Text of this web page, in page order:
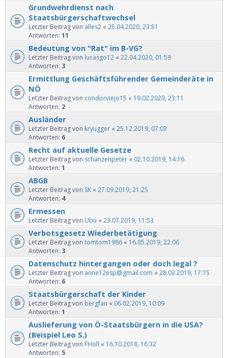
Grundwehrdienst nach
Staatsbürgerschaftwechsel
Letzter Beitrag von alles2 « 25.04.2020, 23:51
Antworten: 11
Bedeutung von "Rat" im B-VG?
Letzter Beitrag von lucasgo12 « 22.04.2020, 01:59
Antworten: 3
Ermittlung Geschäftsführender Gemeinderäte in
NÖ
Letzter Beitrag von condorviejo15 « 19.02.2020, 23:11
Antworten: 2
Ausländer
Letzter Beitrag von kryugger « 25.12.2019, 07:03
Antworten: 6
Recht auf aktuelle Gesetze
Letzter Beitrag von schanzenpeter « 02.10.2019, 14:16
Antworten: 1
ABGB
Letzter Beitrag von SK « 27.09.2019, 21:25
Antworten: 4
Ermessen
Letzter Beitrag von Ubu « 23.07.2019, 11:53
Verbotsgesetz Wiederbetätigung
Letzter Beitrag von tomtom1986 « 16.05.2019, 22:06
Antworten: 3
Datenschutz hintergangen oder doch legal ?
Letzter Beitrag von anne12esp@gmail.com « 28.03.2019, 17:15
Antworten: 6
Staatsbürgerschaft der Kinder
Letzter Beitrag von bergfan « 06.02.2019, 10:09
Antworten: 1
Auslieferung von Ö-Staatsbürgern in die USA?
(Beispiel Leo S.)
Letzter Beitrag von FHoll « 16.10.2018, 16:32
Antworten: 5